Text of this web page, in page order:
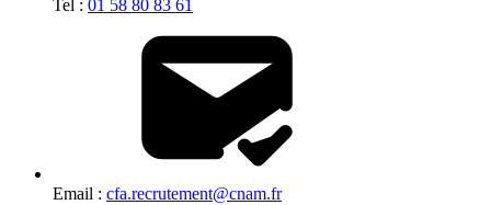
Tel : 01 58 80 83 61
Email : cfa.recrutement@cnam.fr